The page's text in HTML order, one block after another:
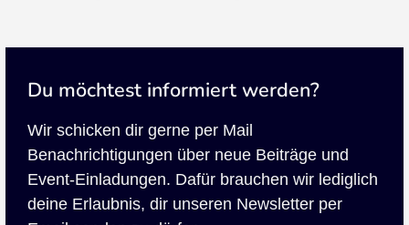
Du möchtest informiert werden?
Wir schicken dir gerne per Mail
Benachrichtigungen über neue Beiträge und
Event-Einladungen. Dafür brauchen wir lediglich
deine Erlaubnis, dir unseren Newsletter per